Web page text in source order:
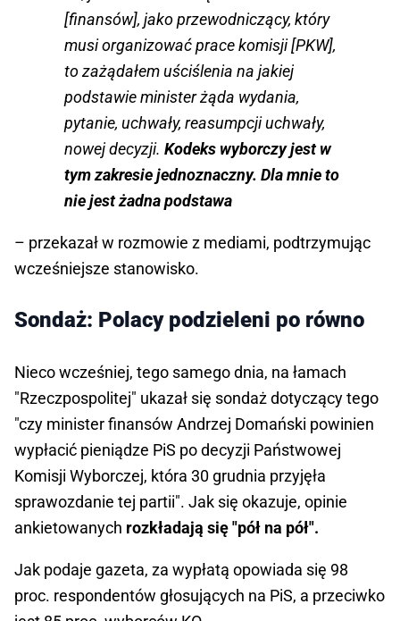
[finansów], jako przewodniczący, który
musi organizować prace komisji [PKW],
to zażądałem uściślenia na jakiej
podstawie minister żąda wydania,
pytanie, uchwały, reasumpcji uchwały,
nowej decyzji. Kodeks wyborczy jest w
tym zakresie jednoznaczny. Dla mnie to
nie jest żadna podstawa
– przekazał w rozmowie z mediami, podtrzymując
wcześniejsze stanowisko.
Sondaż: Polacy podzieleni po równo
Nieco wcześniej, tego samego dnia, na łamach
"Rzeczpospolitej" ukazał się sondaż dotyczący tego
"czy minister finansów Andrzej Domański powinien
wypłacić pieniądze PiS po decyzji Państwowej
Komisji Wyborczej, która 30 grudnia przyjęła
sprawozdanie tej partii". Jak się okazuje, opinie
ankietowanych rozkładają się "pół na pół".
Jak podaje gazeta, za wypłatą opowiada się 98
proc. respondentów głosujących na PiS, a przeciwko